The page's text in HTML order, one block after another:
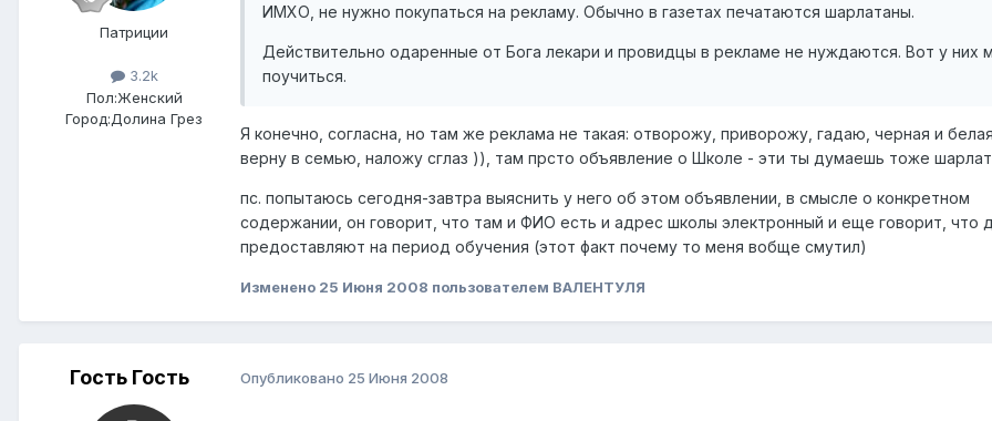
Патриции
3.2k
Пол:Женский
Город:Долина Грез
ИМХО, не нужно покупаться на рекламу. Обычно в газетах печатаются шарлатаны.
Действительно одаренные от Бога лекари и провидцы в рекламе не нуждаются. Вот у них
поучиться.
Я конечно, согласна, но там же реклама не такая: отворожу, приворожу, гадаю, черная и
верну в семью, наложу сглаз )), там прсто объявление о Школе - эти ты думаешь тоже
пс. попытаюсь сегодня-завтра выяснить у него об этом объявлении, в смысле о конкретном
содержании, он говорит, что там и ФИО есть и адрес школы электронный и еще говорит, что
предоставляют на период обучения (этот факт почему то меня вобще смутил)
Изменено 25 Июня 2008 пользователем ВАЛЕНТУЛЯ
Гость Гость Опубликовано 25 Июня 2008